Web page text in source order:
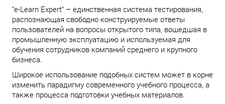
"е-Learn Expert" – единственная система тестирования,
распознающая свободно конструируемые ответы
пользователей на вопросы открытого типа, вошедшая в
промышленную эксплуатацию и используемая для
обучения сотрудников компаний среднего и крупного
бизнеса.
Широкое использование подобных систем может в корне
изменить парадигму современного учебного процесса, а
также процесса подготовки учебных материалов.